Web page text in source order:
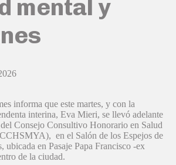
mental y
informa que este martes, y con la
interina, Eva Mieri, se llevó adelante
Consejo Consultivo Honorario en Salud
en el Salón de los Espejos de
ubicada en Pasaje Papa Francisco -ex
de la ciudad.